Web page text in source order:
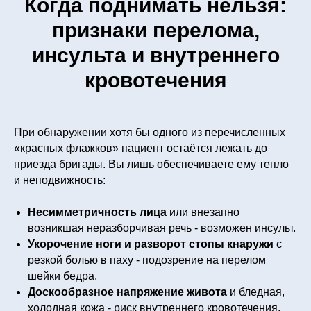
Когда поднимать нельзя:
признаки перелома,
инсульта и внутреннего
кровотечения
При обнаружении хотя бы одного из перечисленных
«красных флажков» пациент остаётся лежать до
приезда бригады. Вы лишь обеспечиваете ему тепло
и неподвижность:
Несимметричность лица или внезапно
возникшая неразборчивая речь - возможен инсульт.
Укорочение ноги и разворот стопы кнаружи с
резкой болью в паху - подозрение на перелом
шейки бедра.
Доскообразное напряжение живота и бледная,
холодная кожа - риск внутреннего кровотечения.